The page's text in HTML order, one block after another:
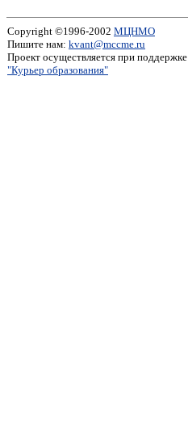
Copyright ©1996-2002 МЦНМО
Пишите нам: kvant@mccme.ru
Проект осуществляется при поддержке
"Курьер образования"